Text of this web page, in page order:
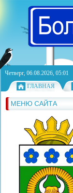
Четверг, 06.08.2026, 05:01
ГЛАВНАЯ
МЕНЮ САЙТА